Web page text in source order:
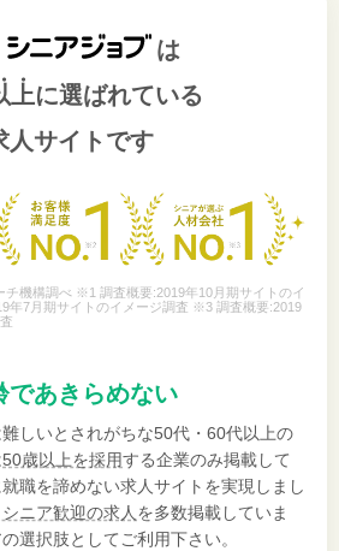
は
上に選ばれている
人サイトです
機構調べ ※1 調査概要:2019年10月期サイトのイ
年7月期サイトのイメージ調査 ※3 調査概要:2019
であきらめない
しいとされがちな50代・60代以上の
50歳以上を採用する企業のみ掲載して
職を諦めない求人サイトを実現しまし
ニア歓迎の求人 を多数掲載していま
選択肢としてご利用下さい。